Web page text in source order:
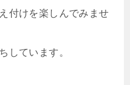
付けを楽しんでみませ
しています。